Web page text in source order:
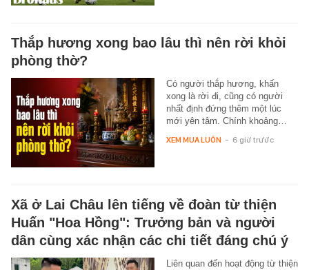
Thắp hương xong bao lâu thì nên rời khỏi
phòng thờ?
Có người thắp hương, khấn
xong là rời đi, cũng có người
nhất định đứng thêm một lúc
mới yên tâm. Chính khoảng…
XEM MUA LUÔN - 6 giờ trước
Xã ở Lai Châu lên tiếng về đoàn từ thiện
Huấn "Hoa Hồng": Trưởng bản và người
dân cùng xác nhận các chi tiết đáng chú ý
Liên quan đến hoạt động từ thiện